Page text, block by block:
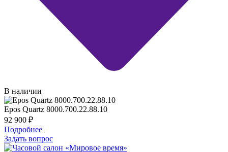
В наличии
Epos Quartz 8000.700.22.88.10
92 900 ₽
Подробнее
Задать вопрос